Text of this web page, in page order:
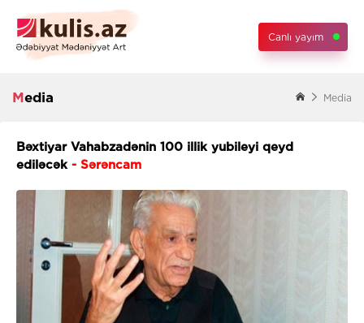
Canlı yayım
Media Media
Bəxtiyar Vahabzadənin 100 illik yubileyi qeyd
ediləcək- Sərəncam